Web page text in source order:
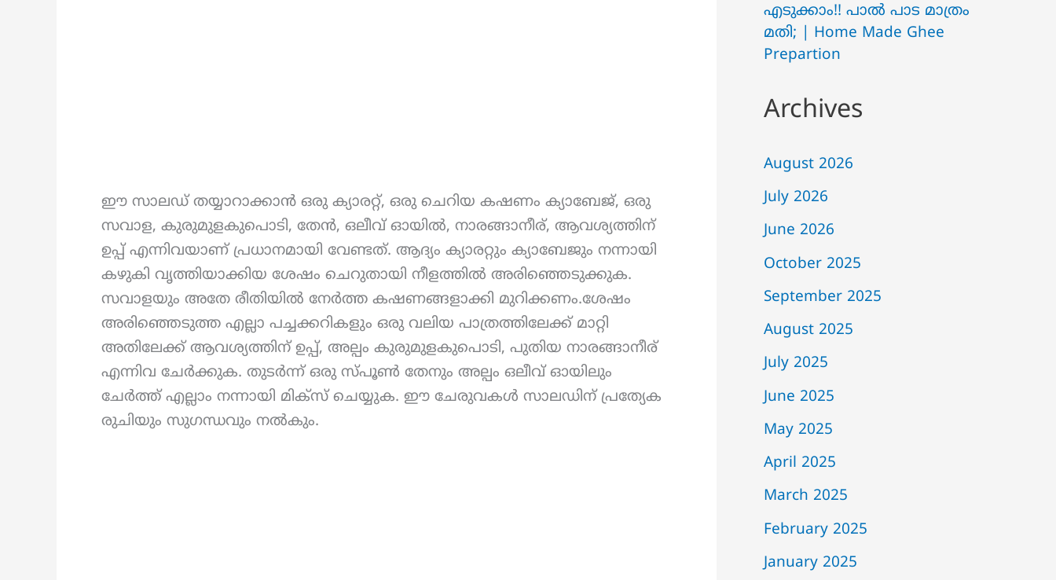
ഈ സാലഡ് തയ്യാറാക്കാൻ ഒരു ക്യാരറ്റ്, ഒരു ചെറിയ കഷണം ക്യാബേജ്, ഒരു
സവാള, കുരുമുളകുപൊടി, തേൻ, ഒലീവ് ഓയിൽ, നാരങ്ങാനീര്, ആവശ്യത്തിന്
ഉപ്പ് എന്നിവയാണ് പ്രധാനമായി വേണ്ടത്. ആദ്യം ക്യാരറ്റും ക്യാബേജും നന്നായി
കഴുകി വൃത്തിയാക്കിയ ശേഷം ചെറുതായി നീളത്തിൽ അരിഞ്ഞെടുക്കുക.
സവാളയും അതേ രീതിയിൽ നേർത്ത കഷണങ്ങളാക്കി മുറിക്കണം.ശേഷം
അരിഞ്ഞെടുത്ത എല്ലാ പച്ചക്കറികളും ഒരു വലിയ പാത്രത്തിലേക്ക് മാറ്റി
അതിലേക്ക് ആവശ്യത്തിന് ഉപ്പ്, അല്പം കുരുമുളകുപൊടി, പുതിയ നാരങ്ങാനീര്
എന്നിവ ചേർക്കുക. തുടർന്ന് ഒരു സ്പൂൺ തേനും അല്പം ഒലീവ് ഓയിലും
ചേർത്ത് എല്ലാം നന്നായി മിക്സ് ചെയ്യുക. ഈ ചേരുവകൾ സാലഡിന് പ്രത്യേക
രുചിയും സുഗന്ധവും നൽകും.
എടുക്കാം!! പാൽ പാട മാത്രം
മതി; | Home Made Ghee
Prepartion
Archives
August 2026
July 2026
June 2026
October 2025
September 2025
August 2025
July 2025
June 2025
May 2025
April 2025
March 2025
February 2025
January 2025